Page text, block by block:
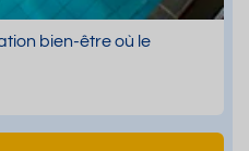
bien-être où le